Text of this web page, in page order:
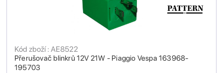
Přerušovač blinkrů 12V 21W - Piaggio Vespa 163968-
195703
Kód zboží : AE8522